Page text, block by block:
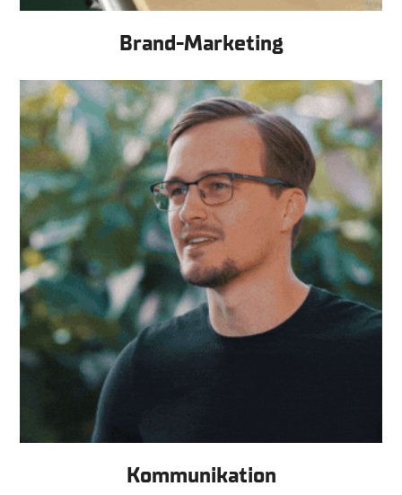
Brand-Marketing
Kommunikation